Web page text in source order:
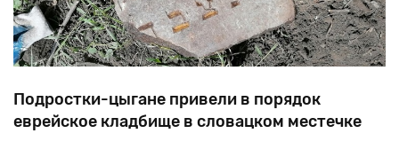
Подростки-цыгане привели в порядок
еврейское кладбище в словацком местечке